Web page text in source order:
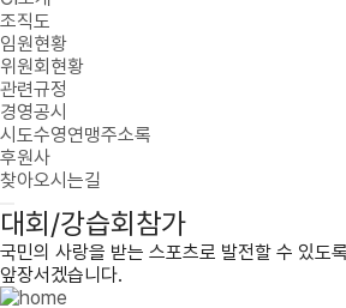
조직도
임원현황
위원회현황
관련규정
경영공시
시도수영연맹주소록
후원사
찾아오시는길
대회/강습회참가
국민의 사랑을 받는 스포츠로 발전할 수 있도
앞장서겠습니다.